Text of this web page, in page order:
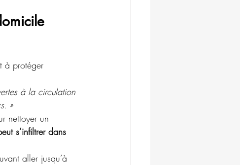
à protéger
à la circulation
»
nettoyer un
s’infiltrer dans
aller jusqu’à